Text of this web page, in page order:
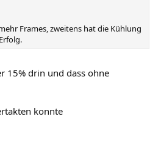
Frames, zweitens hat die Kühlung
15% drin und dass ohne
konnte